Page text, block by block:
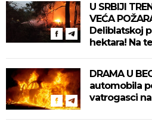
U SRBIJI
VEĆA
Deliblatskoj
hektara! Na
DRAMA U
automobila
vatrogasci